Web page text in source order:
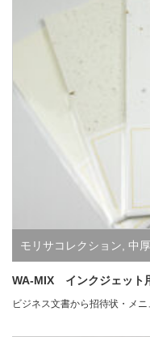
モリサコレクション 中
WA-MIX インクジェット
ビジネス文書から招待状・メ